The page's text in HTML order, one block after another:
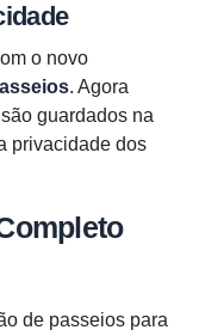
o novo
. Agora
guardados na
privacidade dos
de passeios para